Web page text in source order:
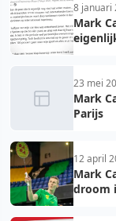
8 januari
Mark
23 mei
Mark
Parijs
12 april
Mark
droom